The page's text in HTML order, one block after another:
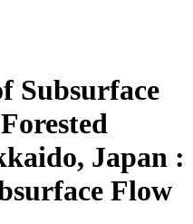
Subsurface
Japan :
Flow